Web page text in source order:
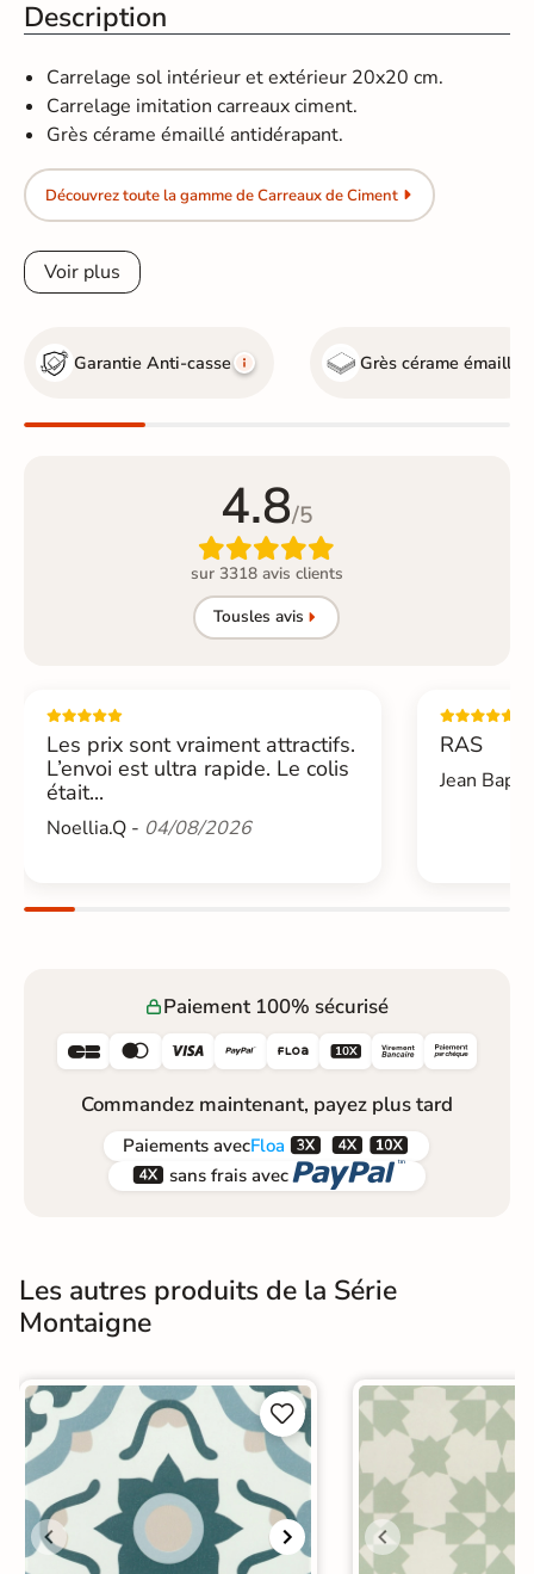
Description
Carrelage sol intérieur et extérieur 20x20 cm.
Carrelage imitation carreaux ciment.
Grès cérame émaillé antidérapant.
Découvrez toute la gamme de Carreaux de Ciment
Voir plus
Garantie Anti-casse Grès cérame émaillé
4.8/5

sur 3318 avis clients
Tousles avis
Les prix sont vraiment attractifs.
L’envoi est ultra rapide. Le colis
était...
Noellia.Q - 04/08/2026
RAS
Jean
Paiement 100% sécurisé
     
Commandez maintenant, payez plus tard
Paiements avecFloa  
 sans frais avec 
Les autres produits de la Série
Montaigne

